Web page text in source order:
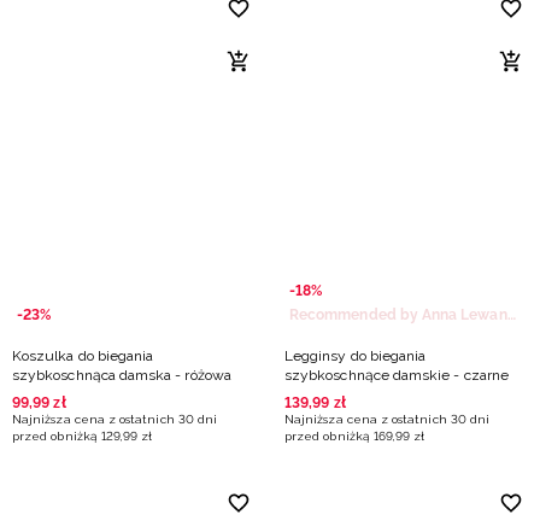
-23%
Koszulka do biegania
szybkoschnąca damska - różowa
99,99 zł
Najniższa cena z ostatnich 30 dni
przed obniżką 129,99 zł
-18%
Recommended by Anna Lewandowska
Legginsy do biegania
szybkoschnące damskie - czarne
139,99 zł
Najniższa cena z ostatnich 30 dni
przed obniżką 169,99 zł